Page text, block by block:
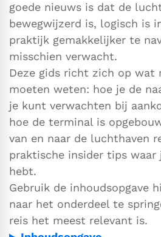
goede nieuws is dat de
bewegwijzerd is, logisch is
praktijk gemakkelijker te
misschien verwacht.
Deze gids richt zich op wat
moeten weten: hoe je de
je kunt verwachten bij
hoe de terminal is
van en naar de luchthaven
praktische insider tips waar
hebt.
Gebruik de inhoudsopgave
naar het onderdeel te
reis het meest relevant is.